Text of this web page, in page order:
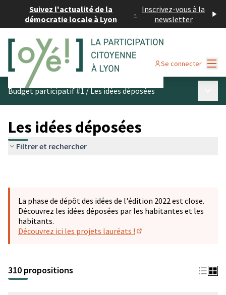
Suivez l'actualité de la
démocratie locale à Lyon
- Inscrivez-vous à la
newsletter
Se connecter
Budget participatif #1/Les idées déposées
Les idées déposées
Filtrer et rechercher
La phase de dépôt des idées de l'édition 2022 est close.
Découvrez les idées déposées par les habitantes et les
habitants.
Découvrez ici les projets lauréats !
310 propositions